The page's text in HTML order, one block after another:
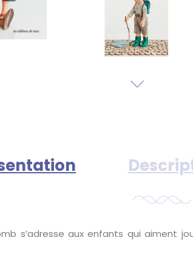
s’adresse aux enfants qui aiment